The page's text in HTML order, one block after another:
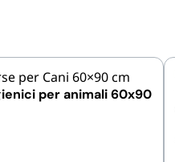
per animali 60x90